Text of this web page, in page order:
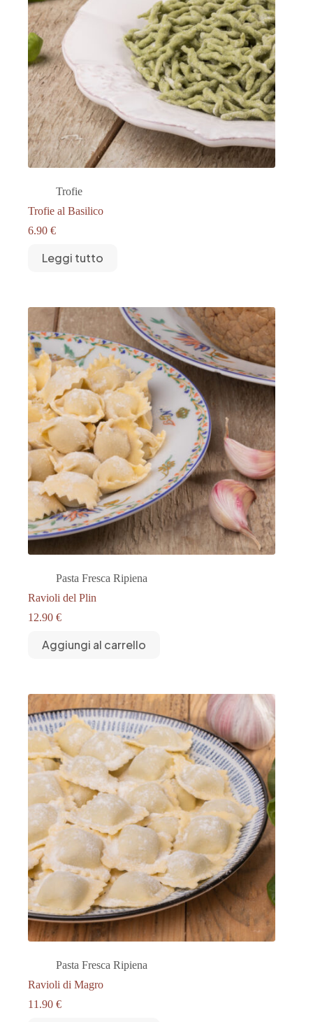
Trofie
Trofie al Basilico
6.90 €
Leggi tutto
Pasta Fresca Ripiena
Ravioli del Plin
12.90 €
Aggiungi al carrello
Pasta Fresca Ripiena
Ravioli di Magro
11.90 €